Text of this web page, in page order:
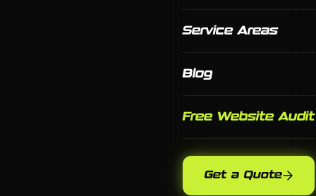
Service Areas
Blog
Free Website Audit
Get a Quote